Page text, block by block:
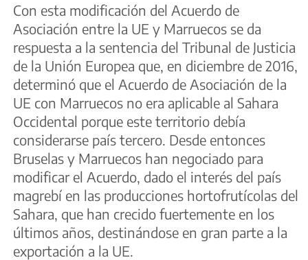
Con esta modificación del Acuerdo de
Asociación entre la UE y Marruecos se da
respuesta a la sentencia del Tribunal de Justicia
de la Unión Europea que, en diciembre de 2016,
determinó que el Acuerdo de Asociación de la
UE con Marruecos no era aplicable al Sahara
Occidental porque este territorio debía
considerarse país tercero. Desde entonces
Bruselas y Marruecos han negociado para
modificar el Acuerdo, dado el interés del país
magrebí en las producciones hortofrutícolas del
Sahara, que han crecido fuertemente en los
últimos años, destinándose en gran parte a la
exportación a la UE.